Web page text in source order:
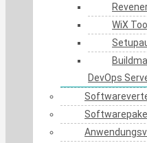
WiX
DevOps